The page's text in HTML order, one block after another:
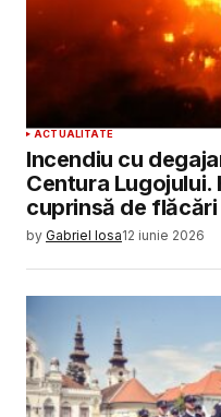
ACTUALITATE
Incendiu cu
Centura Lugojului.
cuprinsă de flăcări
by Gabriel Iosa12 iunie 2026